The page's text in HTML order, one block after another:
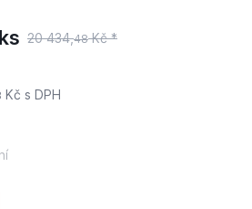
20 434,48Kč *
Kč s DPH